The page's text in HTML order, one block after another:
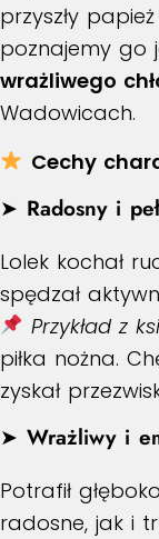
przyszły
poznajemy go
wrażliwego
Wadowicach.
Cechy
➤ Radosny i
Lolek kochał
spędzał
Przykład z
piłka nożna.
zyskał
➤ Wrażliwy i
Potrafił
radosne, jak i